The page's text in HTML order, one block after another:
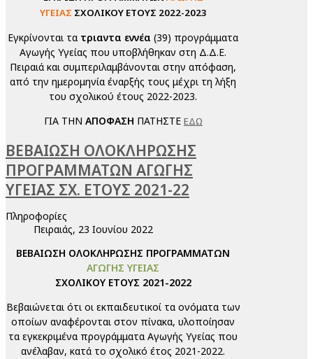
ΥΓΕΙΑΣ ΣΧΟΛΙΚΟΥ ΕΤΟΥΣ 2022-2023
Εγκρίνονται τα τριαντα εννέα(39) προγράμματα
Αγωγής Υγείας που υποβλήθηκαν στη Δ.Δ.Ε.
Πειραιά και συμπεριλαμβάνονται στην απόφαση,
από την ημερομηνία έναρξής τους μέχρι τη λήξη
του σχολικού έτους 2022-2023.
ΓΙΑ ΤΗΝ ΑΠΟΦΑΣΗ ΠΑΤΗΣΤΕ ΕΔΩ
ΒΕΒΑΙΩΣΗ ΟΛΟΚΛΗΡΩΣΗΣ
ΠΡΟΓΡΑΜΜΑΤΩΝ ΑΓΩΓΗΣ
ΥΓΕΙΑΣ ΣΧ. ΕΤΟΥΣ 2021-22
Πληροφορίες
Πειραιάς, 23 Ιουνίου 2022
ΒΕΒΑΙΩΣΗ ΟΛΟΚΛΗΡΩΣΗΣ ΠΡΟΓΡΑΜΜΑΤΩΝ
ΑΓΩΓΗΣ ΥΓΕΙΑΣ
ΣΧΟΛΙΚΟΥ ΕΤΟΥΣ 2021-2022
Βεβαιώνεται ότι οι εκπαιδευτικοί τα ονόματα των
οποίων αναφέρονται στον πίνακα, υλοποίησαν
τα εγκεκριμένα προγράμματα Αγωγής Υγείας που
ανέλαβαν, κατά το σχολικό έτος 2021-2022.